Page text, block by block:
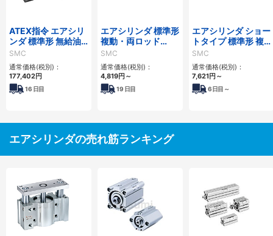
ATEX指令 エアシリ
ンダ 標準形 無給油
タイプ 55-CS1シリ
ーズ ATEXカテゴリ
ー2
SMC
通常価格(税別)：
177,402円
16 日目
エアシリンダ 標準形
複動・両ロッド
CG1Wシリーズ エ
アハイドロタイプ
SMC
通常価格(税別)：
4,819円～
19 日目
エアシリンダ ショー
トタイプ 標準形 複
動・片ロッド CG3
シリーズ
SMC
通常価格(税別)：
7,621円～
6日目～
エアシリンダの売れ筋ランキング